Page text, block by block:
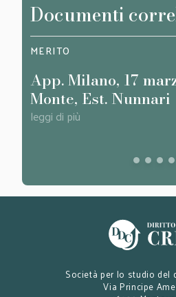
Documenti
MERITO
App. Milano, 17
Monte, Est. Nunnari
leggi di più
Società per lo studio del
Via Principe